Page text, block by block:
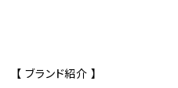
【 ブランド紹介 】